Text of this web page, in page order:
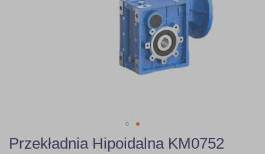
Skip
toPrzekładnia Hipoidalna KM0752